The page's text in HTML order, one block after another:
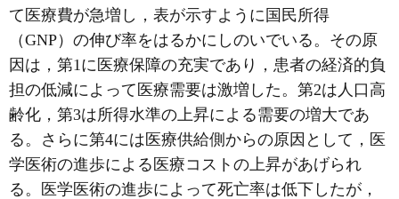
て医療費が急増し，表が示すように国民所得
（GNP）の伸び率をはるかにしのいでいる。その原
因は，第1に医療保障の充実であり，患者の経済的負
担の低減によって医療需要は激増した。第2は人口高
齢化，第3は所得水準の上昇による需要の増大であ
る。さらに第4には医療供給側からの原因として，医
学医術の進歩による医療コストの上昇があげられ
る。医学医術の進歩によって死亡率は低下したが，